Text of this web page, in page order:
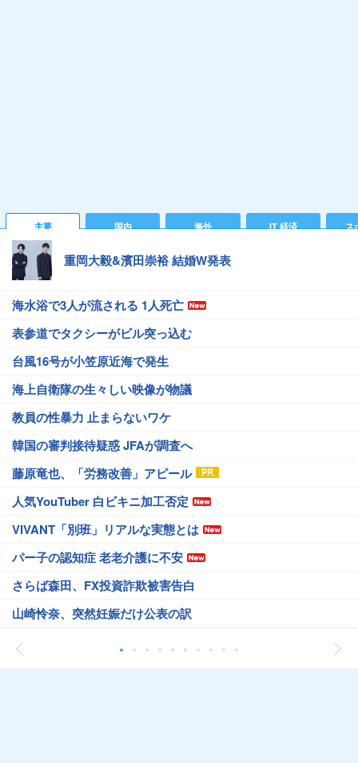
主要 国内 海外 IT 経済 ス
重岡大毅&濱田崇裕 結婚W発表
海水浴で3人が流される 1人死亡
表参道でタクシーがビル突っ込む
台風16号が小笠原近海で発生
海上自衛隊の生々しい映像が物議
教員の性暴力 止まらないワケ
韓国の審判接待疑惑 JFAが調査へ
藤原竜也、「労務改善」アピール
人気YouTuber 白ビキニ加工否定
VIVANT「別班」リアルな実態とは
パー子の認知症 老老介護に不安
さらば森田、FX投資詐欺被害告白
山崎怜奈、突然妊娠だけ公表の訳